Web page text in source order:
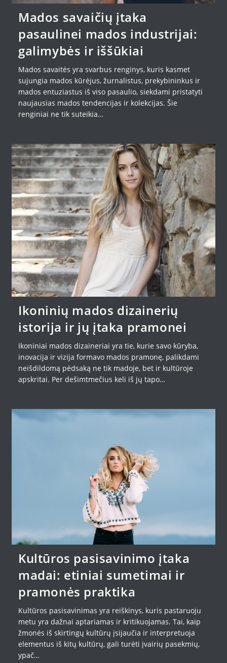
Mados savaičių įtaka
pasaulinei mados industrijai:
galimybės ir iššūkiai
Mados savaitės yra svarbus renginys, kuris kasmet
sujungia mados kūrėjus, žurnalistus, prekybininkus ir
mados entuziastus iš viso pasaulio, siekdami pristatyti
naujausias mados tendencijas ir kolekcijas. Šie
renginiai ne tik suteikia…
Ikoninių mados dizainerių
istorija ir jų įtaka pramonei
Ikoniniai mados dizaineriai yra tie, kurie savo kūryba,
inovacija ir vizija formavo mados pramonę, palikdami
neišdildomą pėdsaką ne tik madoje, bet ir kultūroje
apskritai. Per dešimtmečius keli iš jų tapo…
Kultūros pasisavinimo įtaka
madai: etiniai sumetimai ir
pramonės praktika
Kultūros pasisavinimas yra reiškinys, kuris pastaruoju
metu yra dažnai aptariamas ir kritikuojamas. Tai, kaip
žmonės iš skirtingų kultūrų įsijaučia ir interpretuoja
elementus iš kitų kultūrų, gali turėti įvairių pasekmių,
ypač…